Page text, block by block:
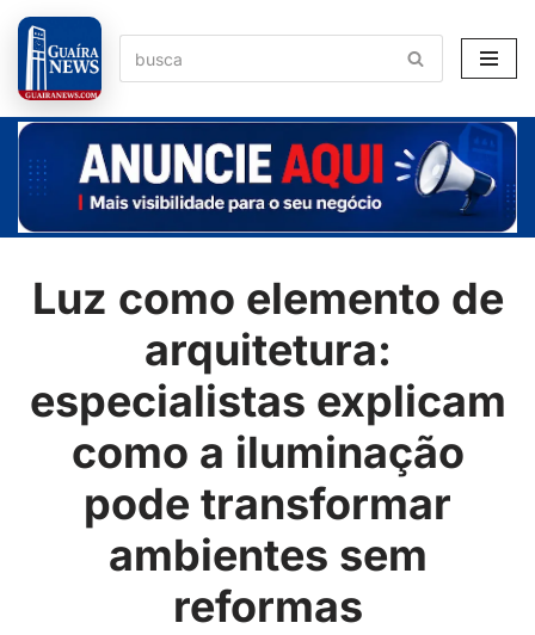
Pular
para
o
conteúdo
Luz como elemento de
arquitetura:
especialistas explicam
como a iluminação
pode transformar
ambientes sem
reformas